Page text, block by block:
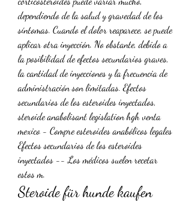
dependiendo de la salud y gravedad de los
síntomas. Cuando el dolor reaparece, se puede
aplicar otra inyección. No obstante, debido a
la posibilidad de efectos secundarios graves,
la cantidad de inyecciones y la frecuencia de
administración son limitadas. Efectos
secundarios de los esteroides inyectados,
steroide anabolisant legislation hgh venta
mexico - Compre esteroides anabólicos legales
Efectos secundarios de los esteroides
inyectados -- Los médicos suelen recetar
estos m.
Steroide für hunde kaufen